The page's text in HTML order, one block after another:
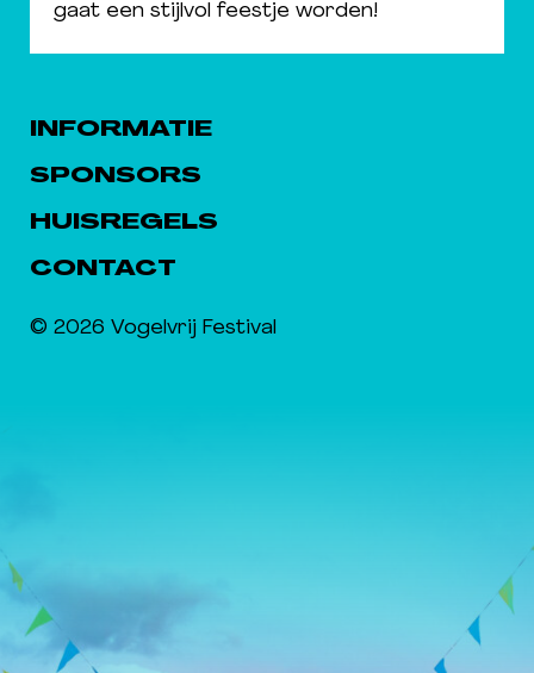
gaat een stijlvol feestje worden!
INFORMATIE
SPONSORS
HUISREGELS
CONTACT
© 2026 Vogelvrij Festival